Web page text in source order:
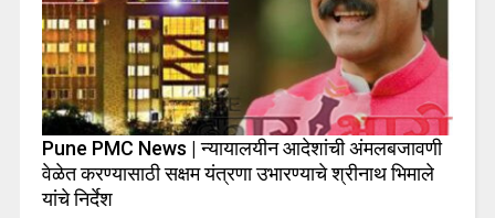
Pune PMC News | न्यायालयीन आदेशांची अंमलबजावणी
वेळेत करण्यासाठी सक्षम यंत्रणा उभारण्याचे श्रीनाथ भिमाले
यांचे निर्देश